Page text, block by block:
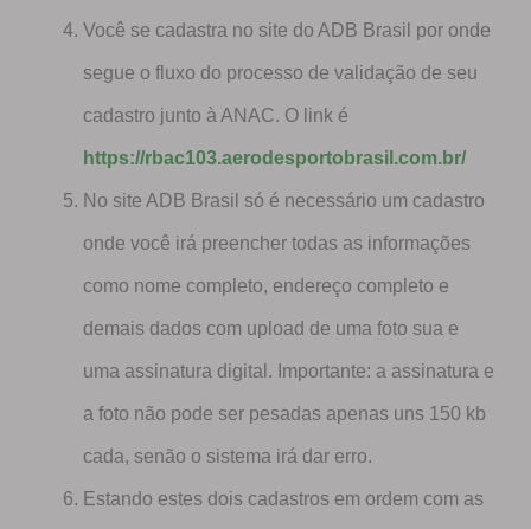
Você se cadastra no site do ADB Brasil por onde
segue o fluxo do processo de validação de seu
cadastro junto à ANAC. O link é
https://rbac103.aerodesportobrasil.com.br/
No site ADB Brasil só é necessário um cadastro
onde você irá preencher todas as informações
como nome completo, endereço completo e
demais dados com upload de uma foto sua e
uma assinatura digital. Importante: a assinatura e
a foto não pode ser pesadas apenas uns 150 kb
cada, senão o sistema irá dar erro.
Estando estes dois cadastros em ordem com as